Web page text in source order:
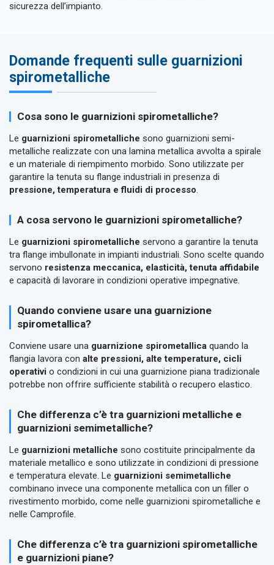
sicurezza dell’impianto.
Domande frequenti sulle guarnizioni
spirometalliche
Cosa sono le guarnizioni spirometalliche?
Le guarnizioni spirometalliche sono guarnizioni semi-
metalliche realizzate con una lamina metallica avvolta a spirale
e un materiale di riempimento morbido. Sono utilizzate per
garantire la tenuta su flange industriali in presenza di
pressione, temperatura e fluidi di processo.
A cosa servono le guarnizioni spirometalliche?
Le guarnizioni spirometalliche servono a garantire la tenuta
tra flange imbullonate in impianti industriali. Sono scelte quando
servono resistenza meccanica, elasticità, tenuta affidabile
e capacità di lavorare in condizioni operative impegnative.
Quando conviene usare una guarnizione
spirometallica?
Conviene usare una guarnizione spirometallica quando la
flangia lavora con alte pressioni, alte temperature, cicli
operativi o condizioni in cui una guarnizione piana tradizionale
potrebbe non offrire sufficiente stabilità o recupero elastico.
Che differenza c’è tra guarnizioni metalliche e
guarnizioni semimetalliche?
Le guarnizioni metalliche sono costituite principalmente da
materiale metallico e sono utilizzate in condizioni di pressione
e temperatura elevate. Le guarnizioni semimetalliche
combinano invece una componente metallica con un filler o
rivestimento morbido, come nelle guarnizioni spirometalliche e
nelle Camprofile.
Che differenza c’è tra guarnizioni spirometalliche
e guarnizioni piane?